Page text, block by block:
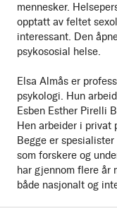
mennesker.
opptatt av feltet
interessant. Den
psykososial helse.
Elsa Almås er
psykologi. Hun
Esben Esther Pirelli
Hen arbeider i privat
Begge er
som forskere og
har gjennom flere år
både nasjonalt og